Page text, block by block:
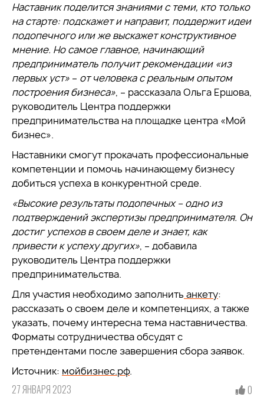
Наставник поделится знаниями с теми, кто только
на старте: подскажет и направит, поддержит идеи
подопечного или же выскажет конструктивное
мнение. Но самое главное, начинающий
предприниматель получит рекомендации «из
первых уст» – от человека с реальным опытом
построения бизнеса», – рассказала Ольга Ершова,
руководитель Центра поддержки
предпринимательства на площадке центра «Мой
бизнес».
Наставники смогут прокачать профессиональные
компетенции и помочь начинающему бизнесу
добиться успеха в конкурентной среде.
«Высокие результаты подопечных – одно из
подтверждений экспертизы предпринимателя. Он
достиг успехов в своем деле и знает, как
привести к успеху других», – добавила
руководитель Центра поддержки
предпринимательства.
Для участия необходимо заполнить анкету:
рассказать о своем деле и компетенциях, а также
указать, почему интересна тема наставничества.
Форматы сотрудничества обсудят с
претендентами после завершения сбора заявок.
Источник: мойбизнес.рф.
27 ЯНВАРЯ 2023 0